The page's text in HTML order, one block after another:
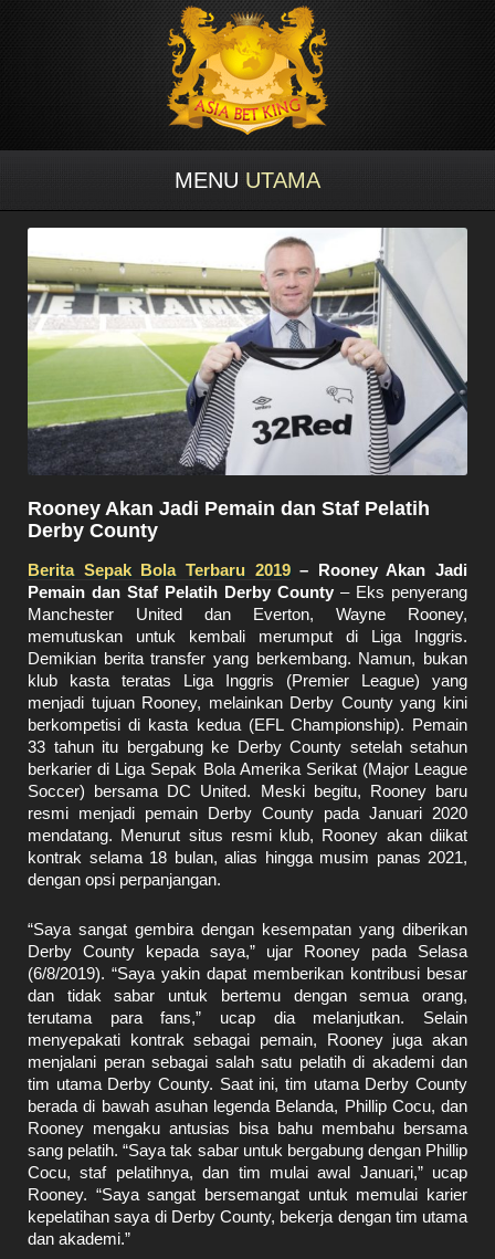
MENU UTAMA
Rooney Akan Jadi Pemain dan Staf Pelatih
Derby County
Berita Sepak Bola Terbaru 2019– Rooney Akan Jadi
Pemain dan Staf Pelatih Derby County – Eks penyerang
Manchester United dan Everton, Wayne Rooney,
memutuskan untuk kembali merumput di Liga Inggris.
Demikian berita transfer yang berkembang. Namun, bukan
klub kasta teratas Liga Inggris (Premier League) yang
menjadi tujuan Rooney, melainkan Derby County yang kini
berkompetisi di kasta kedua (EFL Championship). Pemain
33 tahun itu bergabung ke Derby County setelah setahun
berkarier di Liga Sepak Bola Amerika Serikat (Major League
Soccer) bersama DC United. Meski begitu, Rooney baru
resmi menjadi pemain Derby County pada Januari 2020
mendatang. Menurut situs resmi klub, Rooney akan diikat
kontrak selama 18 bulan, alias hingga musim panas 2021,
dengan opsi perpanjangan.
“Saya sangat gembira dengan kesempatan yang diberikan
Derby County kepada saya,” ujar Rooney pada Selasa
(6/8/2019). “Saya yakin dapat memberikan kontribusi besar
dan tidak sabar untuk bertemu dengan semua orang,
terutama para fans,” ucap dia melanjutkan. Selain
menyepakati kontrak sebagai pemain, Rooney juga akan
menjalani peran sebagai salah satu pelatih di akademi dan
tim utama Derby County. Saat ini, tim utama Derby County
berada di bawah asuhan legenda Belanda, Phillip Cocu, dan
Rooney mengaku antusias bisa bahu membahu bersama
sang pelatih. “Saya tak sabar untuk bergabung dengan Phillip
Cocu, staf pelatihnya, dan tim mulai awal Januari,” ucap
Rooney. “Saya sangat bersemangat untuk memulai karier
kepelatihan saya di Derby County, bekerja dengan tim utama
dan akademi.”